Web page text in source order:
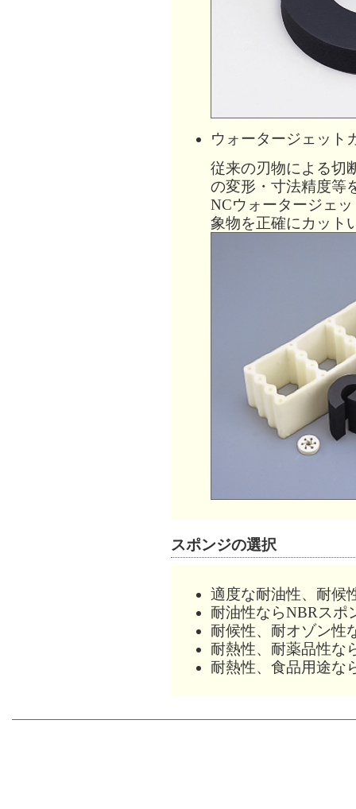
ウォータージェット
従来の刃物による切
の変形・寸法精度等
NCウォータージェ
象物を正確にカット
スポンジの選択
適度な耐油性、耐候
耐油性ならNBRスポ
耐候性、耐オゾン性
耐熱性、耐薬品性な
耐熱性、食品用途な